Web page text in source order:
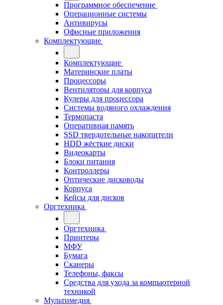
Программное обеспечение
Операционные системы
Антивирусы
Офисные приложения
Комплектующие
Комплектующие
Материнские платы
Процессоры
Вентиляторы для корпуса
Кулеры для процессора
Системы водяного охлаждения
Термопаста
Оперативная память
SSD твердотельные накопители
HDD жёсткие диски
Видеокарты
Блоки питания
Контроллеры
Оптические дисководы
Корпуса
Кейсы для дисков
Оргтехника
Оргтехника
Принтеры
МФУ
Бумага
Сканеры
Телефоны, факсы
Средства для ухода за компьютерной
техникой
Мультимедия